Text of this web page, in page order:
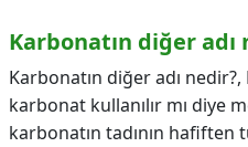
Karbonatın diğer adı
Karbonatın diğer adı nedir?,
karbonat kullanılır mı diye
karbonatın tadının hafiften